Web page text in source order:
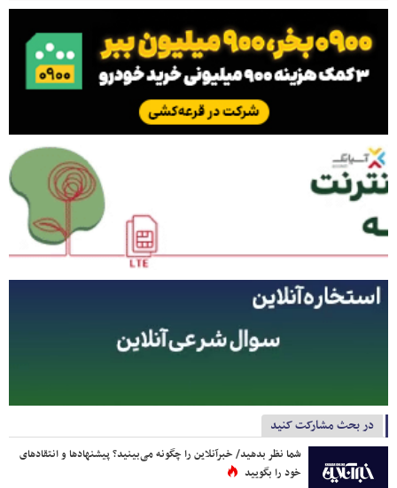
در بحث مشارکت کنید
شما نظر بدهید/ خبرآنلاین را چگونه می‌بینید؟ پیشنهادها و انتقادهای
خود را بگویید